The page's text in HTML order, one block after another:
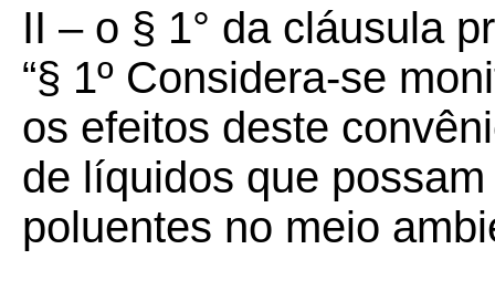
II – o § 1° da cláusula
“§ 1º Considera-se
os efeitos deste
de líquidos que
poluentes no meio